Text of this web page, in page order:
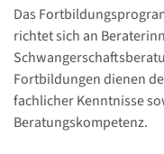
Das
richtet sich an
Fortbildungen dienen
fachlicher Kenntnisse
Beratungskompetenz.